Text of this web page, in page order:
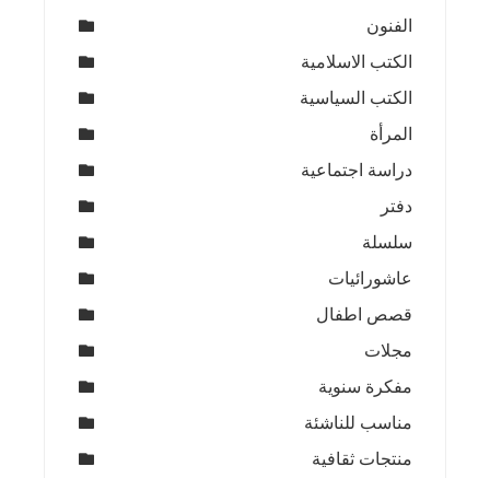
الفنون
الكتب الاسلامية
الكتب السياسية
المرأة
دراسة اجتماعية
دفتر
سلسلة
عاشورائيات
قصص اطفال
مجلات
مفكرة سنوية
مناسب للناشئة
منتجات ثقافية